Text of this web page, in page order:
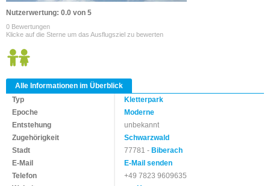
Nutzerwertung: 0.0 von 5
0 Bewertungen
Klicke auf die Sterne um das Ausflugsziel zu bewerten
Alle Informationen im Überblick
Typ
Kletterpark
Epoche
Moderne
Entstehung
unbekannt
Zugehörigkeit
Schwarzwald
Stadt
77781 - Biberach
E-Mail
E-Mail senden
Telefon
+49 7823 9609635